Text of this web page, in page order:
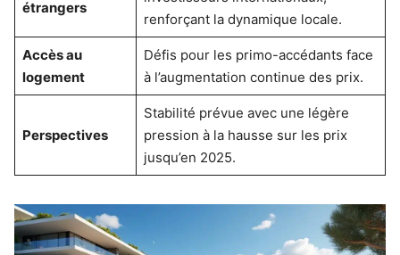
étrangers
renforçant la dynamique locale.
Accès au
logement
Défis pour les primo-accédants face
à l’augmentation continue des prix.
Perspectives
Stabilité prévue avec une légère
pression à la hausse sur les prix
jusqu’en 2025.